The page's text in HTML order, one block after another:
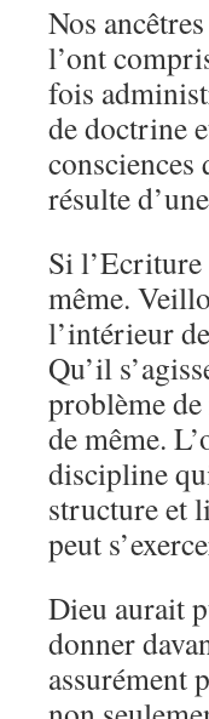
Nos
l’ont
fois
de doctrine
résulte
Si
même.
l’intérieur
Qu’il
problème
de même.
discipline
structure et
peut
Dieu aurait
donner
assurément